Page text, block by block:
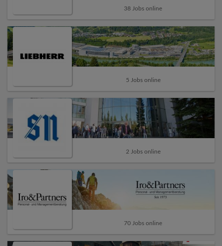
38 Jobs online
5 Jobs online
2 Jobs online
70 Jobs online